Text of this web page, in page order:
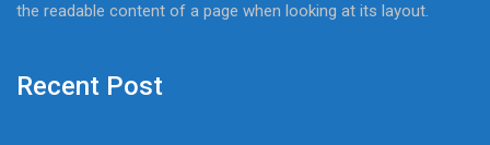
the readable content of a page when looking at its layout.
Recent Post